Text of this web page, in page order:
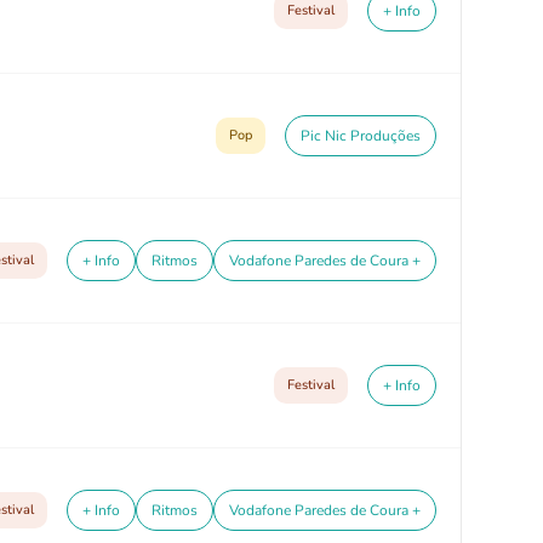
Festival + Info
Pop Pic Nic Produções
+ Info Ritmos Vodafone Paredes de Coura +
Festival + Info
+ Info Ritmos Vodafone Paredes de Coura +